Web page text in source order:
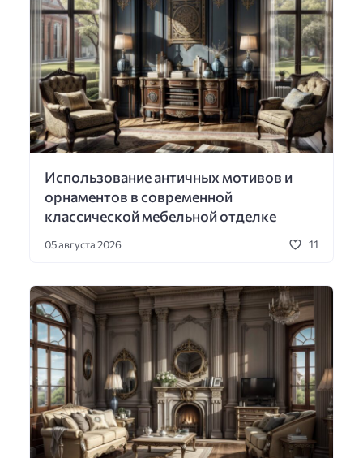
Использование античных мотивов и
орнаментов в современной
классической мебельной отделке
05 августа 2026 11